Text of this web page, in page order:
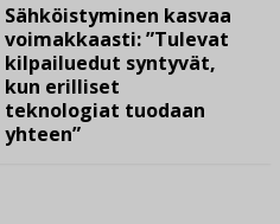
Sähköistyminen kasvaa
voimakkaasti: ”Tulevat
kilpailuedut syntyvät,
kun erilliset
teknologiat tuodaan
yhteen”